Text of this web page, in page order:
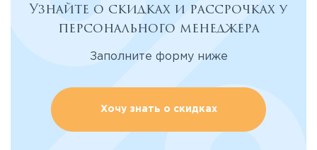
Узнайте о скидках и рассрочках у
персонального менеджера
Заполните форму ниже
Хочу знать о скидках